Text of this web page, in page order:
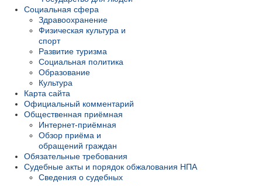
Социальная сфера
Здравоохранение
Физическая культура и
спорт
Развитие туризма
Социальная политика
Образование
Культура
Карта сайта
Официальный комментарий
Общественная приёмная
Интернет-приёмная
Обзор приёма и
обращений граждан
Обязательные требования
Судебные акты и порядок обжалования НПА
Сведения о судебных